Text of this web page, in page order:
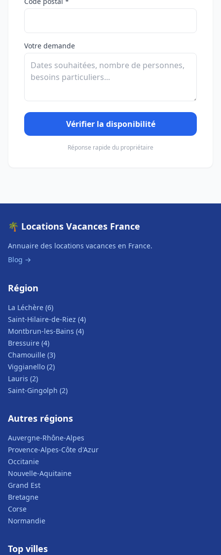
Votre demande
Vérifier la disponibilité
Réponse rapide du propriétaire
🌴 Locations Vacances France
Annuaire des locations vacances en France.
Blog →
Région
La Léchère (6)
Saint-Hilaire-de-Riez (4)
Montbrun-les-Bains (4)
Bressuire (4)
Chamouille (3)
Viggianello (2)
Lauris (2)
Saint-Gingolph (2)
Autres régions
Auvergne-Rhône-Alpes
Provence-Alpes-Côte d'Azur
Occitanie
Nouvelle-Aquitaine
Grand Est
Bretagne
Corse
Normandie
Top villes